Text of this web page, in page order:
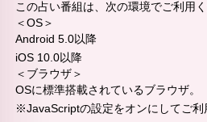
この占い番組は、次の環境でご利用く
＜OS＞
Android 5.0以降
iOS 10.0以降
＜ブラウザ＞
OSに標準搭載されているブラウザ。
※JavaScriptの設定をオンにしてご利